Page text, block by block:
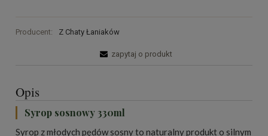
Producent: Z Chaty Łaniaków
zapytaj o produkt
Opis
Syrop sosnowy 330ml
Syrop z młodych pędów sosny to naturalny produkt o silnym